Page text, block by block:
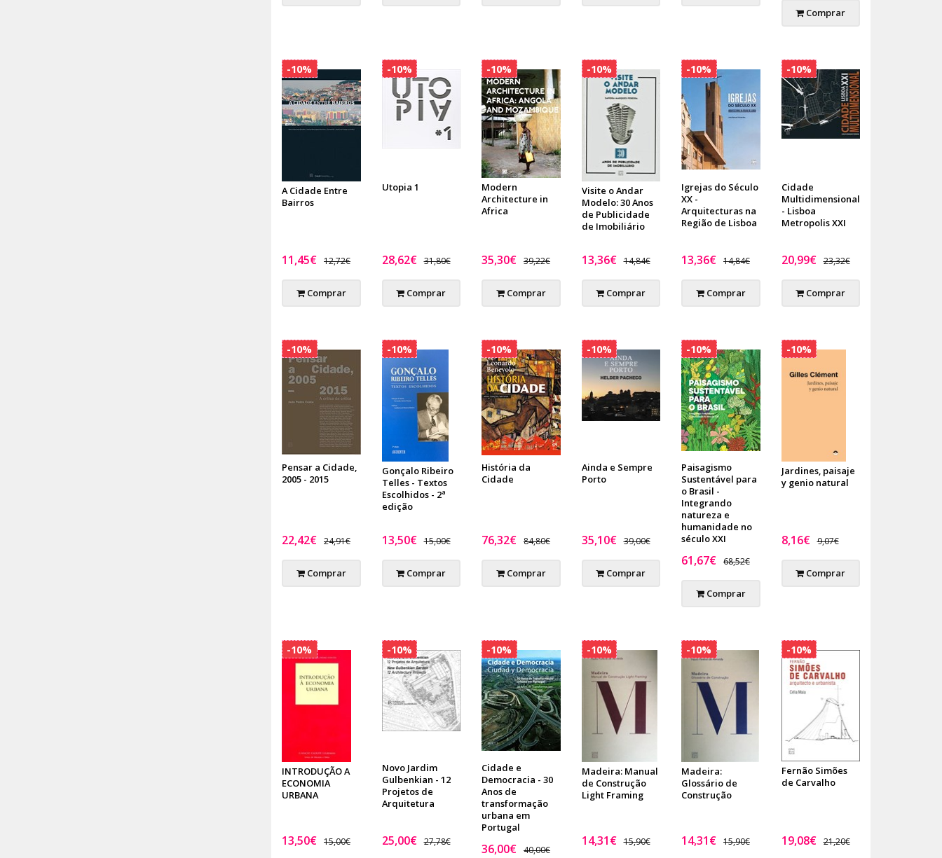
Comprar
A Cidade Entre
Bairros
11,45€ 12,72€
Comprar
-10%
Utopia 1
28,62€ 31,80€
Comprar
-10%
Modern
Architecture in
Africa
35,30€ 39,22€
Comprar
-10%
Visite o Andar
Modelo: 30 Anos
de Publicidade
de Imobiliário
13,36€ 14,84€
Comprar
-10%
Igrejas do Século
XX -
Arquitecturas na
Região de Lisboa
13,36€ 14,84€
Comprar
-10%
Cidade
Multidimensional
- Lisboa
Metropolis XXI
20,99€ 23,32€
Comprar
-10%
Pensar a Cidade,
2005 - 2015
22,42€ 24,91€
Comprar
-10%
Gonçalo Ribeiro
Telles - Textos
Escolhidos - 2ª
edição
13,50€ 15,00€
Comprar
-10%
História da
Cidade
76,32€ 84,80€
Comprar
-10%
Ainda e Sempre
Porto
35,10€ 39,00€
Comprar
-10%
Paisagismo
Sustentável para
o Brasil -
Integrando
natureza e
humanidade no
século XXI
61,67€ 68,52€
Comprar
-10%
Jardines, paisaje
y genio natural
8,16€ 9,07€
Comprar
-10%
INTRODUÇÃO A
ECONOMIA
URBANA
13,50€ 15,00€
-10%
Novo Jardim
Gulbenkian - 12
Projetos de
Arquitetura
25,00€ 27,78€
-10%
Cidade e
Democracia - 30
Anos de
transformação
urbana em
Portugal
36,00€ 40,00€
-10%
Madeira: Manual
de Construção
Light Framing
14,31€ 15,90€
-10%
Madeira:
Glossário de
Construção
14,31€ 15,90€
-10%
Fernão Simões
de Carvalho
19,08€ 21,20€
-10%